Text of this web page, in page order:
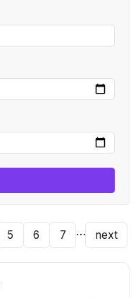
5 6 7 … next